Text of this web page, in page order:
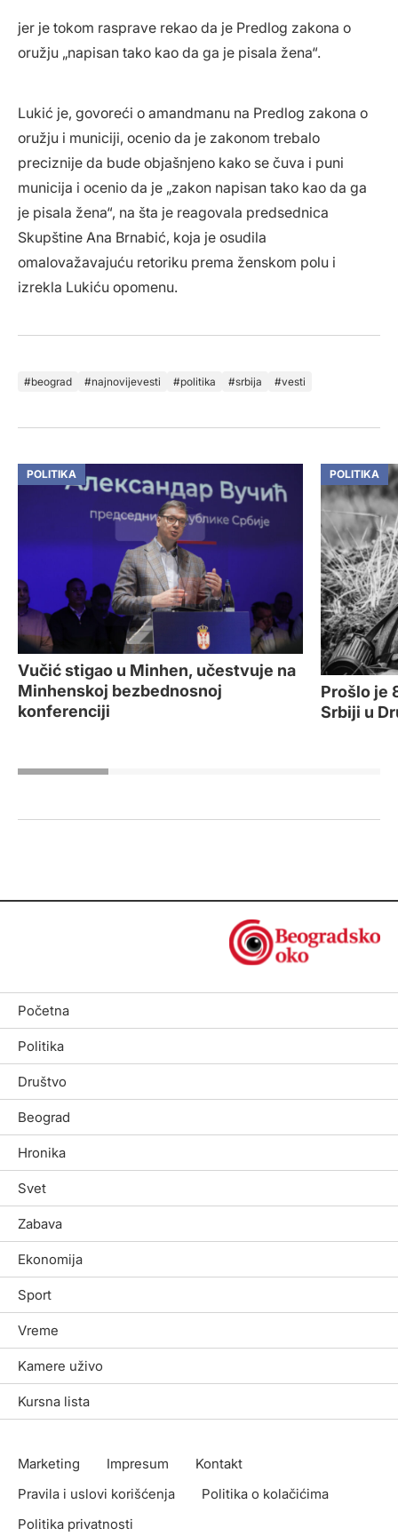
jer je tokom rasprave rekao da je Predlog zakona o
oružju „napisan tako kao da ga je pisala žena“.
Lukić je, govoreći o amandmanu na Predlog zakona o
oružju i municiji, ocenio da je zakonom trebalo
preciznije da bude objašnjeno kako se čuva i puni
municija i ocenio da je „zakon napisan tako kao da ga
je pisala žena“, na šta je reagovala predsednica
Skupštine Ana Brnabić, koja je osudila
omalovažavajuću retoriku prema ženskom polu i
izrekla Lukiću opomenu.
beograd najnovijevesti politika srbija vesti
POLITIKA
Vučić stigao u Minhen, učestvuje na
Minhenskoj bezbednosnoj
konferenciji
POLITIKA
Prošlo je
Srbiji u
Početna
Politika
Društvo
Beograd
Hronika
Svet
Zabava
Ekonomija
Sport
Vreme
Kamere uživo
Kursna lista
Marketing Impresum
Kontakt
Pravila i uslovi korišćenja
Politika o kolačićima
Politika privatnosti